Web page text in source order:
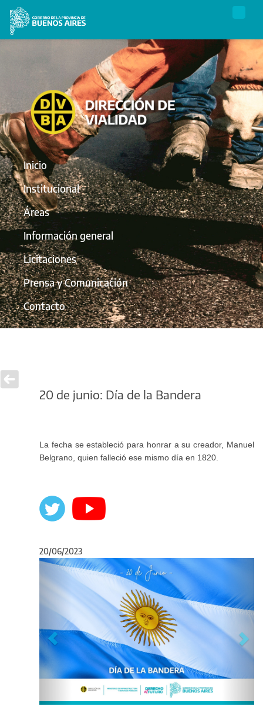
Inicio
Institucional
Áreas
Información general
Licitaciones
Prensa y Comunicación
Contacto
20 de junio: Día de la Bandera
La fecha se estableció para honrar a su creador, Manuel
Belgrano, quien falleció ese mismo día en 1820.
20/06/2023
Anterior